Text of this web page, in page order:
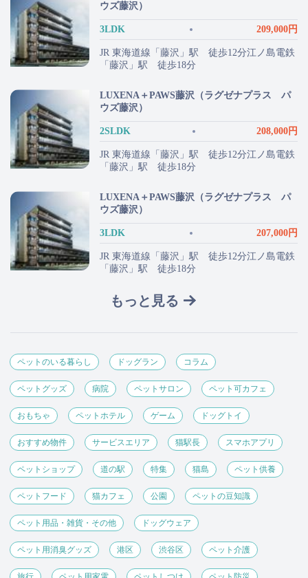
ウズ藤沢）
3LDK 209,000円
JR 東海道線「藤沢」駅 徒歩12分江ノ島電鉄
「藤沢」駅 徒歩18分
LUXENA＋PAWS藤沢（ラグゼナプラス パ
ウズ藤沢）
2SLDK 208,000円
JR 東海道線「藤沢」駅 徒歩12分江ノ島電鉄
「藤沢」駅 徒歩18分
LUXENA＋PAWS藤沢（ラグゼナプラス パ
ウズ藤沢）
3LDK 207,000円
JR 東海道線「藤沢」駅 徒歩12分江ノ島電鉄
「藤沢」駅 徒歩18分
もっと見る
ペットのいる暮らし ドッグラン コラム
ペットグッズ 病院 ペットサロン ペット可カフェ
おもちゃ ペットホテル ゲーム ドッグトイ
おすすめ物件 サービスエリア 猫駅長 スマホアプリ
ペットショップ 道の駅 特集 猫島 ペット供養
ペットフード 猫カフェ 公園 ペットの豆知識
ペット用品・雑貨・その他 ドッグウェア
ペット用消臭グッズ 港区 渋谷区 ペット介護